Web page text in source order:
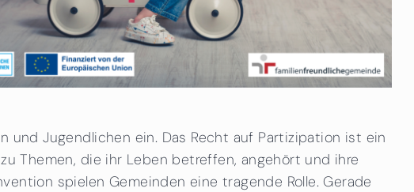
Jugendlichen ein. Das Recht auf Partizipation ist ein
Themen, die ihr Leben betreffen, angehört und ihre
spielen Gemeinden eine tragende Rolle. Gerade